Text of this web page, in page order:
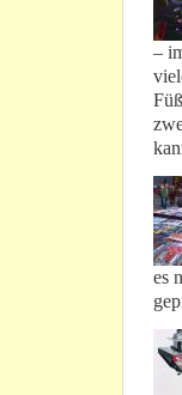
–
es